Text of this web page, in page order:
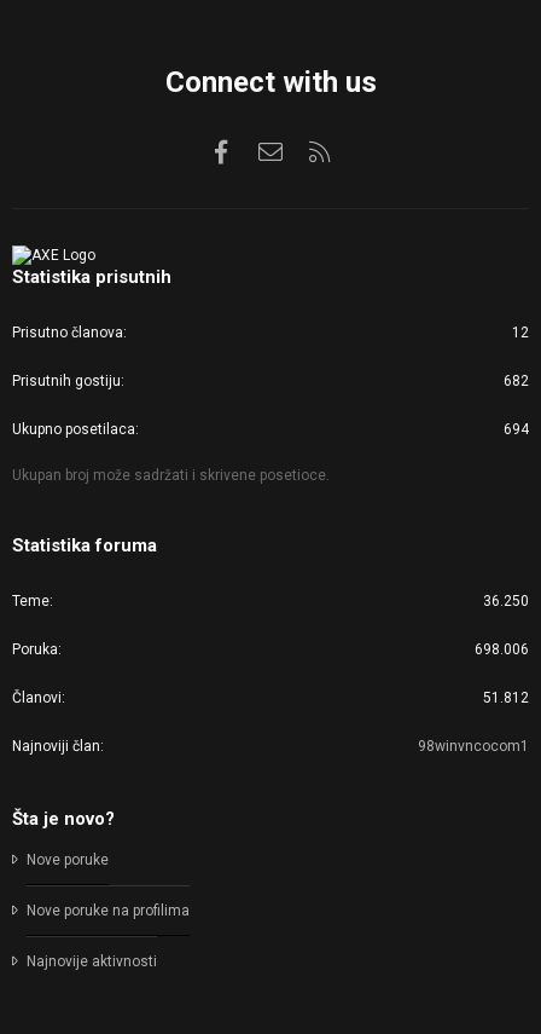
Connect with us
FacebookKontaktirajte nas
Statistika prisutnih
Prisutno članova 12
Prisutnih gostiju 682
Ukupno posetilaca 694
Ukupan broj može sadržati i skrivene posetioce.
Statistika foruma
Teme 36.250
Poruka 698.006
Članovi 51.812
Najnoviji član 98winvncocom1
Šta je novo?
Nove poruke
Nove poruke na profilima
Najnovije aktivnosti